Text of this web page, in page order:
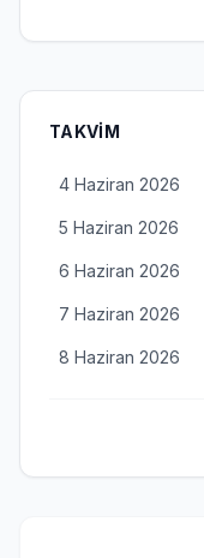
TAKVIM
4 Haziran 2026
5 Haziran 2026
6 Haziran 2026
7 Haziran 2026
8 Haziran 2026